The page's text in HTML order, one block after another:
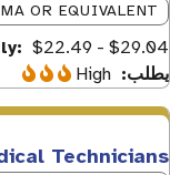
OR EQUIVALENT
$22.49 - $29.04
يطلب
High
Technicians